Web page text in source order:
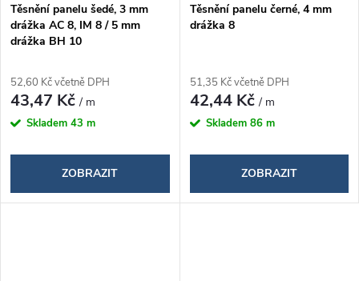
Těsnění panelu šedé, 3 mm
drážka AC 8, IM 8 / 5 mm
drážka BH 10
52,60 Kč včetně DPH
43,47 Kč/ m
Skladem 43 m
ZOBRAZIT
Těsnění panelu černé, 4 mm
drážka 8
51,35 Kč včetně DPH
42,44 Kč/ m
Skladem 86 m
ZOBRAZIT